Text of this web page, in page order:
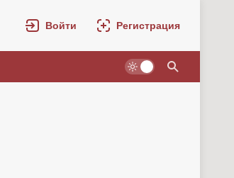
Войти Регистрация